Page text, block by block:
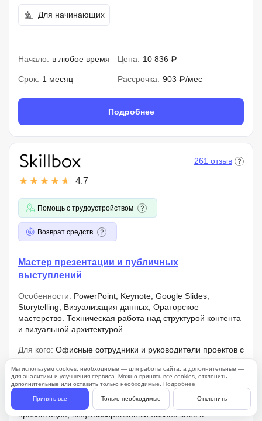
Для начинающих
Начало: в любое время Цена: 10 836 ₽
Срок: 1 месяц Рассрочка: 903 ₽/мес
Подробнее
4.7
261 отзыв
Помощь с трудоустройством
Возврат средств
Мастер презентации и публичных
выступлений
Особенности: PowerPoint, Keynote, Google Slides,
Storytelling, Визуализация данных, Ораторское
мастерство. Техническая работа над структурой контента
и визуальной архитектурой
Для кого: Офисные сотрудники и руководители проектов с
потребностью в структурировании больших объемов
данных для оперативной отчетности или внешних
коммуникаций
Результат:Pitch deck, аналитическая отчетная
презентация, визуализированный бизнес-кейс с
Мы используем cookies: необходимые — для работы сайта, а дополнительные —
для аналитики и улучшения сервиса. Можно принять все cookies, отклонить
дополнительные или оставить только необходимые. Подробнее
Принять все Только необходимые Отклонить